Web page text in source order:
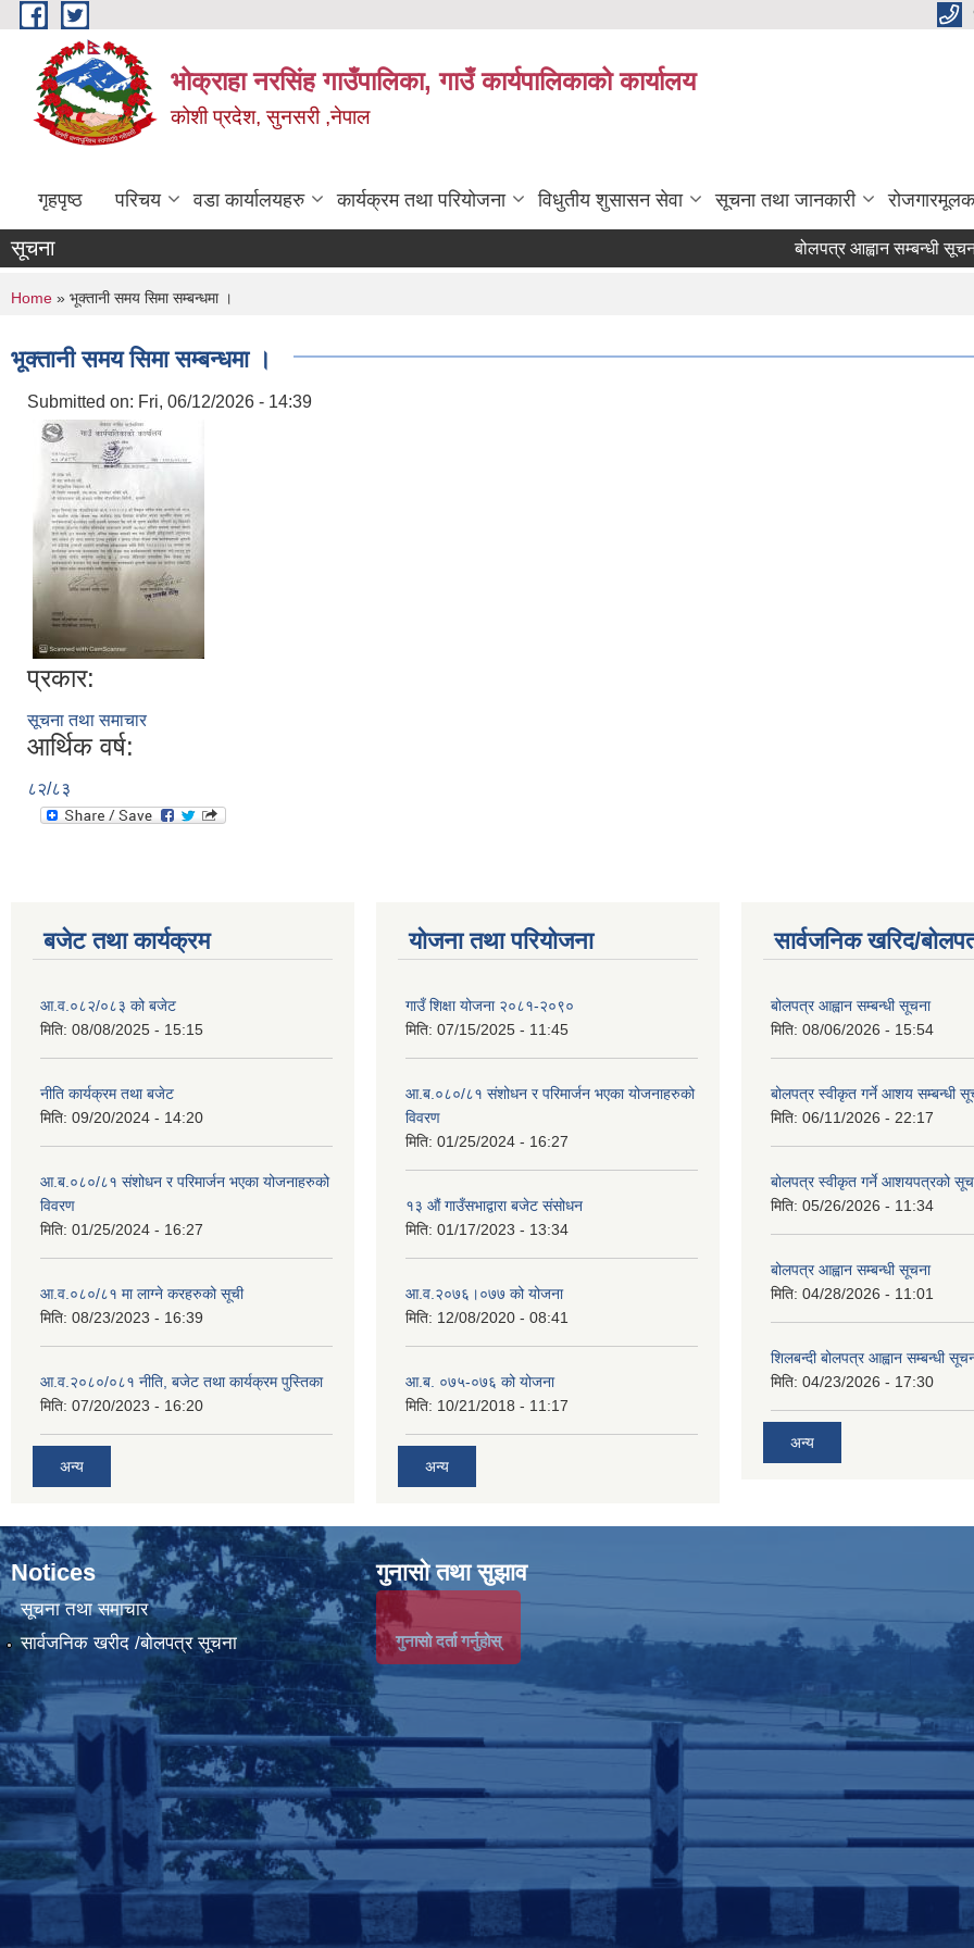
Skip to main content
भोक्राहा नरसिंह गाउँपालिका, गाउँ कार्यपालिकाको कार्यालय
कोशी प्रदेश, सुनसरी ,नेपाल
गृहपृष्ठ परिचय वडा कार्यालयहरु कार्यक्रम तथा परियोजना विधुतीय शुसासन सेवा सूचना तथा जानकारी
सूचना बोलपत्र आह्वान सम्बन्धी सूचना
You are here
Home » भूक्तानी समय सिमा सम्बन्धमा ।
भूक्तानी समय सिमा सम्बन्धमा ।
Submitted on: Fri, 06/12/2026 - 14:39
प्रकार:
सूचना तथा समाचार
आर्थिक वर्ष:
८२/८३
बजेट तथा कार्यक्रम
आ.व.०८२/०८३ को बजेट
मिति: 08/08/2025 - 15:15
नीति कार्यक्रम तथा बजेट
मिति: 09/20/2024 - 14:20
आ.ब.०८०/८१ संशोधन र परिमार्जन भएका योजनाहरुको
विवरण
मिति: 01/25/2024 - 16:27
आ.व.०८०/८१ मा लाग्ने करहरुको सूची
मिति: 08/23/2023 - 16:39
आ.व.२०८०/०८१ नीति, बजेट तथा कार्यक्रम पुस्तिका
मिति: 07/20/2023 - 16:20
अन्य
योजना तथा परियोजना
गाउँ शिक्षा योजना २०८१-२०९०
मिति: 07/15/2025 - 11:45
आ.ब.०८०/८१ संशोधन र परिमार्जन भएका योजनाहरुको
विवरण
मिति: 01/25/2024 - 16:27
१३ औं गाउँसभाद्वारा बजेट संसोधन
मिति: 01/17/2023 - 13:34
आ‍.व.२०७६।०७७ को योजना
मिति: 12/08/2020 - 08:41
आ.ब. ०७५-०७६ को योजना
मिति: 10/21/2018 - 11:17
अन्य
सार्वजनिक खरिद/
बोलपत्र आह्वान सम्बन्धी सूचना
मिति: 08/06/2026 - 15:54
बोलपत्र स्वीकृत गर्ने आशय सम्बन्धी
मिति: 06/11/2026 - 22:17
बोलपत्र स्वीकृत गर्ने आशयपत्रको
मिति: 05/26/2026 - 11:34
बोलपत्र आह्वान सम्बन्धी सूचना
मिति: 04/28/2026 - 11:01
शिलबन्दी बोलपत्र आह्वान सम्बन्धी
मिति: 04/23/2026 - 17:30
अन्य
Notices
सूचना तथा समाचार
सार्वजनिक खरीद /बोलपत्र सूचना
गुनासो तथा सुझाव
गुनासो दर्ता गर्नुहोस्